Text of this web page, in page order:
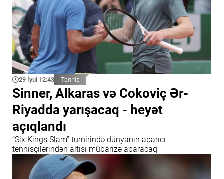
29 İyul 12:43 Tennis
Sinner, Alkaras və Cokoviç Ər-
Riyadda yarışacaq - heyət
açıqlandı
“Six Kings Slam” turnirində dünyanın aparıcı
tennisçilərindən altısı mübarizə aparacaq